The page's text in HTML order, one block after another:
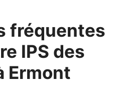
fréquentes
IPS des
Ermont